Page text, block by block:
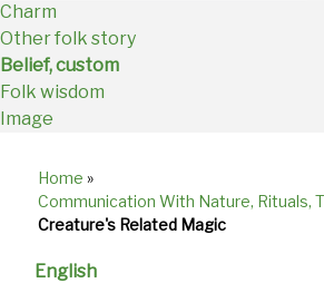
Charm
Other folk story
Belief, custom
Folk wisdom
Image
Breadcrumb
Home »
Communication With Nature, Rituals,
Creature's Related Magic
English